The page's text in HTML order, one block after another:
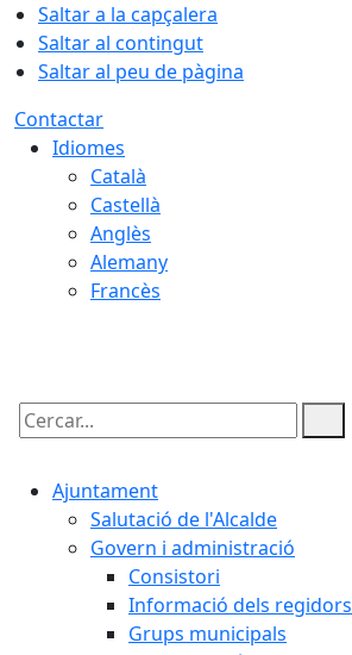
Saltar a la capçalera
Saltar al contingut
Saltar al peu de pàgina
Contactar
Idiomes
Català
Castellà
Anglès
Alemany
Francès
Cercar:
Ajuntament
Salutació de l'Alcalde
Govern i administració
Consistori
Informació dels regidors
Grups municipals